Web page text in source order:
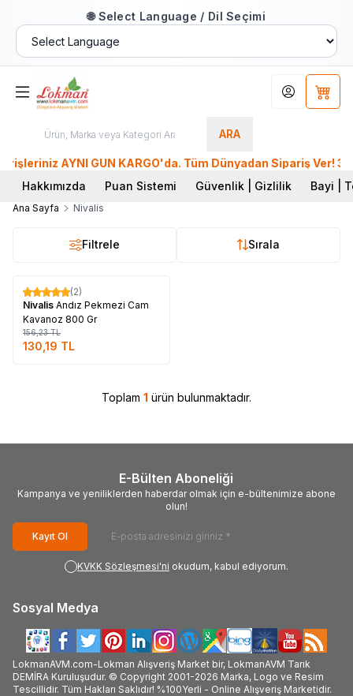
🌐 Select Language / Dil Seçimi
ARA
Hesabım
AYNI GÜN KARGO'da. Tüm Dünyadan Sipariş Ver!
Hakkımızda
Puan Sistemi Güvenlik | Gizlilik Bayi |
Ana Sayfa Nivalis
Filtrele Sırala
%17
(2)
Nivalis Andız Pekmezi Cam
Kavanoz 800 Gr
156,23TL
130,19 TL
Toplam 1 ürün bulunmaktadır.
E-Bülten Aboneliği
Kampanya ve yeniliklerden haberdar olmak için e-bültenimize abone
olun!
Kayıt Ol
KVKK Sözleşmesi'ni okudum, kabul ediyorum.
Sosyal Medya
LokmanAVM.com-Lokman Alışveriş Market bir, LokmanAVM Tarık
DEMİRA Kuruluşudur. © Copyright 2001-2026 Marka, Logo ve Resim
Tescillidir. Tüm Hakları Saklıdır! %100Yerli - Online Alışveriş Marketidir.